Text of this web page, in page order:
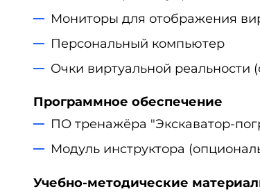
Мониторы для отображения
Персональный компьютер
Очки виртуальной реальности
Программное обеспечение
ПО тренажёра "Экскаватор-
Модуль инструктора
Учебно-методические